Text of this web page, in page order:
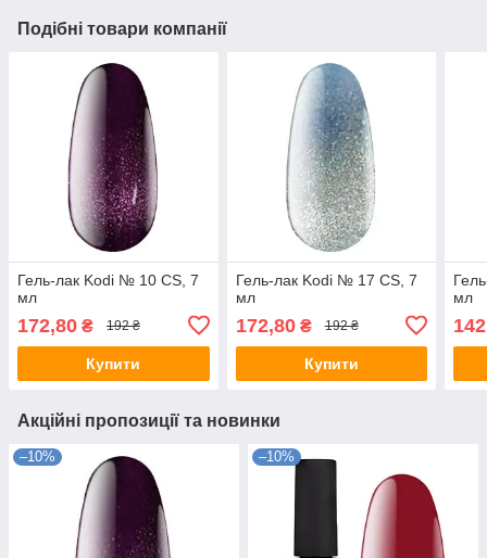
Подібні товари компанії
Гель-лак Kodi № 10 СS, 7
мл
172,80 ₴ 192 ₴
Купити
Гель-лак Kodi № 17 СS, 7
мл
172,80₴ 192 ₴
Купити
мл
Акційні пропозиції та новинки
–10% –10%